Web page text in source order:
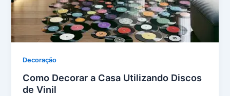
Decoração
Como Decorar a Casa Utilizando Discos
de Vinil